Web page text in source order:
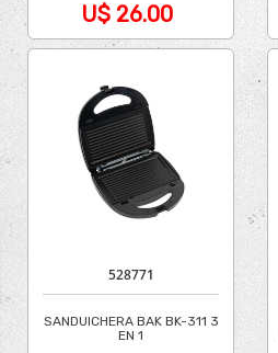
U$ 26.00
528771
SANDUICHERA BAK BK-311 3
EN 1